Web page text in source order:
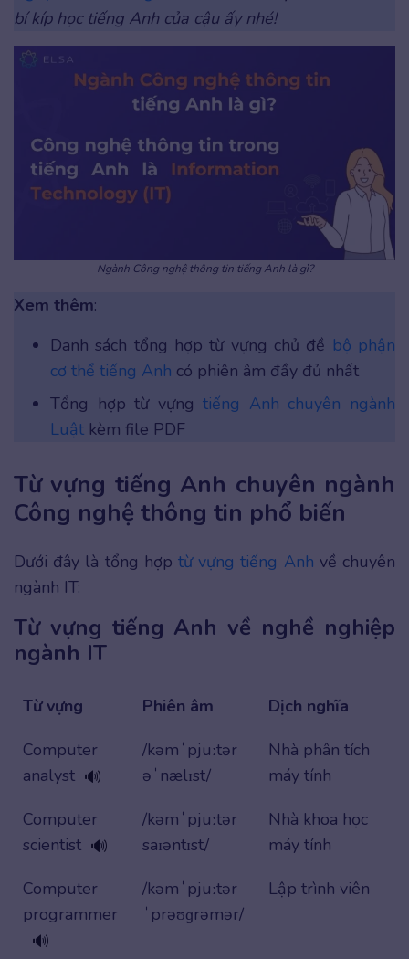
bí kíp học tiếng Anh của cậu ấy nhé!
Ngành Công nghệ thông tin tiếng Anh là gì?
Xem thêm:
Danh sách tổng hợp từ vựng chủ đề bộ phận
cơ thể tiếng Anh có phiên âm đầy đủ nhất
Tổng hợp từ vựngtiếng Anh chuyên ngành
Luật kèm file PDF
Từ vựng tiếng Anh chuyên ngành
Công nghệ thông tin phổ biến
Dưới đây là tổng hợp từ vựng tiếng Anh về chuyên
ngành IT:
Từ vựng tiếng Anh về nghề nghiệp
ngành IT
Từ vựng Phiên âm
Dịch nghĩa
Computer
analyst 🔊
/kəmˈpjuːtər
əˈnælɪst/
Nhà phân tích
máy tính
Computer
scientist 🔊
/kəmˈpjuːtər
saɪəntɪst/
Nhà khoa học
máy tính
Computer
programmer
🔊
/kəmˈpjuːtər
ˈprəʊɡrəmər/
Lập trình viên